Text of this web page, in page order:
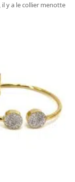
y a le collier menotte